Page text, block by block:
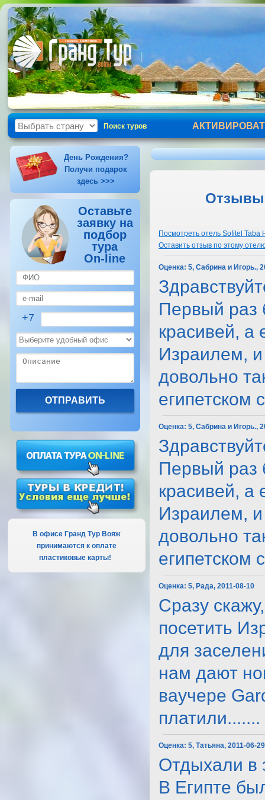
Поиск туров
День Рождения?
Получи подарок
здесь >>>
Оставьте
заявку на
подбор
тура
On-line
+7
В офисе Гранд Тур Вояж
принимаются к оплате
пластиковые карты!
Отзывы
Посмотреть отель Sofitel Taba
Оставить отзыв по этому
Оценка:5, Сабрина и Игорь.,
Первый раз
красивей, а
Израилем, и
довольно
египетском
Оценка:5, Сабрина и Игорь.,
Первый раз
красивей, а
Израилем, и
довольно
египетском
Оценка:5, Рада, 2011-08-10
Сразу
посетить
для
нам дают
ваучере
платили.......
Оценка:5, Татьяна, 2011-06-29
Отдыхали в
В Египте